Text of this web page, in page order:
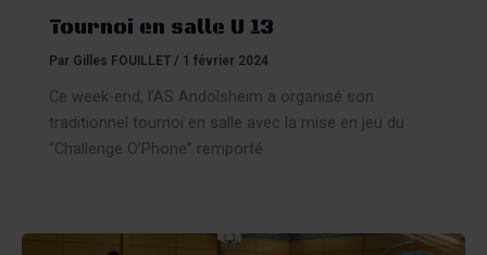
Tournoi en salle U 13
Par Gilles FOUILLET / 1 février 2024
Ce week-end, l’AS Andolsheim a organisé son
traditionnel tournoi en salle avec la mise en jeu du
“Challenge O’Phone” remporté